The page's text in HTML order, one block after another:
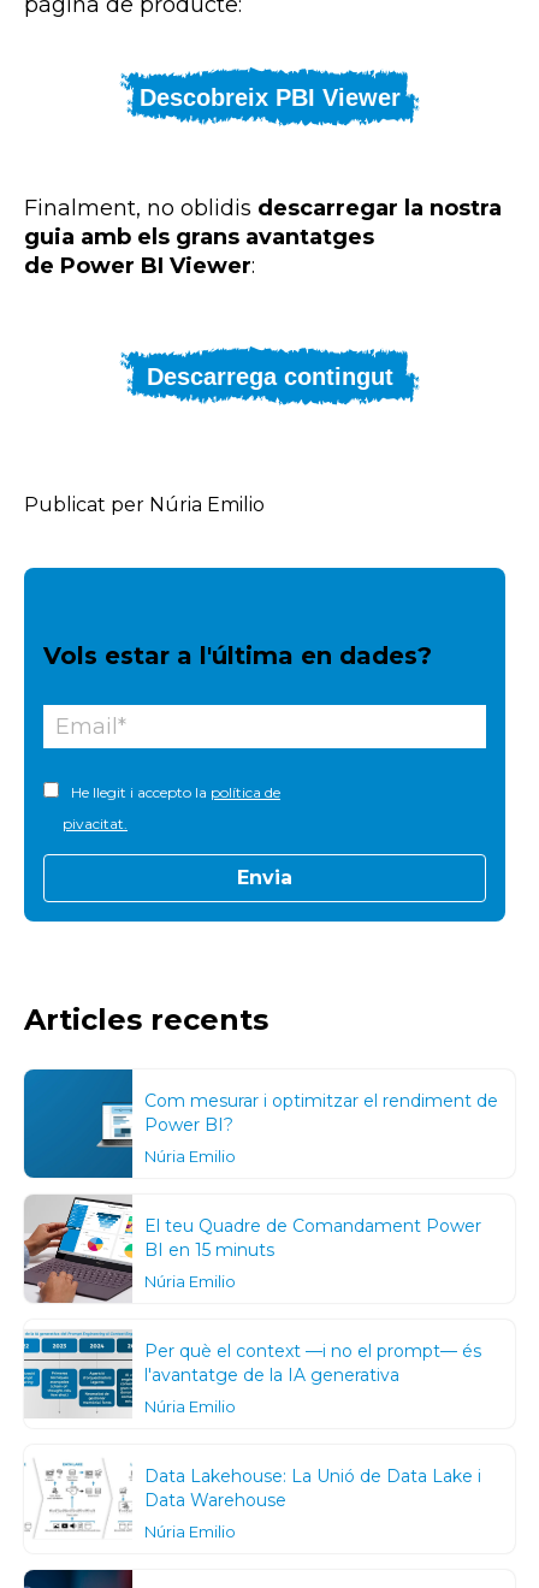
Descobreix PBI Viewer
Finalment, no oblidis descarregar la nostra
guia amb els grans avantatges
de Power BI Viewer:
Descarrega contingut
Publicat per Núria Emilio
Vols estar a l'última en dades?
He llegit i accepto la política de
pivacitat.
Articles recents
Com mesurar i optimitzar el rendiment de
Power BI?
Núria Emilio
El teu Quadre de Comandament Power
BI en 15 minuts
Núria Emilio
Per què el context —i no el prompt— és
l'avantatge de la IA generativa
Núria Emilio
Data Lakehouse: La Unió de Data Lake i
Data Warehouse
Núria Emilio